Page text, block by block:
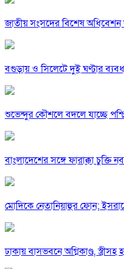
জাতীয় সংসদের বিশেষ অধিবেশন
বগুড়ায় ও সিলেটে দুই ঘণ্টার
শুভেন্দুর কৌশলে বদলে যাচ্ছে
বাংলাদেশের সঙ্গে ফারাক্কা চুক্তি
মোদিকে নেতানিয়াহুর ফোন;
ঢাকায় বাসভবনে অগ্নিকাণ্ড,